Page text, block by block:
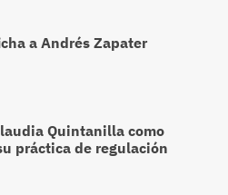
a Andrés Zapater
Quintanilla como
práctica de regulación